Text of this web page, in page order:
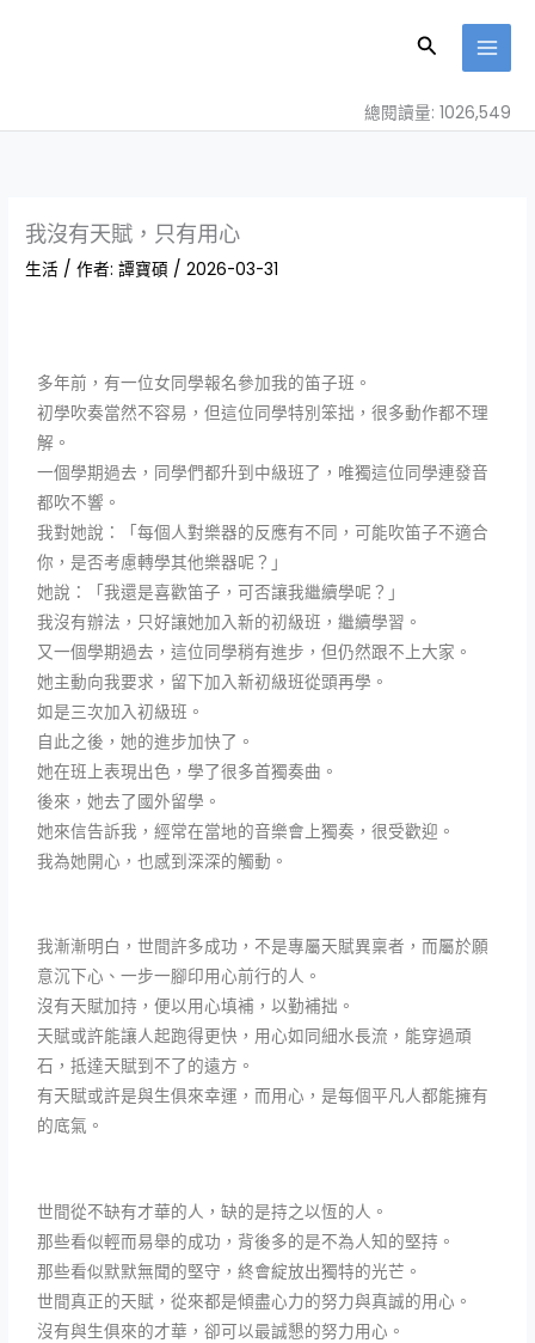
內
搜
總閱讀量: 1026,549
我沒有天賦，只有用心
生活 / 作者:譚寶碩 /2026-03-31
多年前，有一位女同學報名參加我的笛子班。
初學吹奏當然不容易，但這位同學特別笨拙，很多動作都不理
解。
一個學期過去，同學們都升到中級班了，唯獨這位同學連發音
都吹不響。
我對她說：「每個人對樂器的反應有不同，可能吹笛子不適合
你，是否考慮轉學其他樂器呢？」
她說：「我還是喜歡笛子，可否讓我繼續學呢？」
我沒有辦法，只好讓她加入新的初級班，繼續學習。
又一個學期過去，這位同學稍有進步，但仍然跟不上大家。
她主動向我要求，留下加入新初級班從頭再學。
如是三次加入初級班。
自此之後，她的進步加快了。
她在班上表現出色，學了很多首獨奏曲。
後來，她去了國外留學。
她來信告訴我，經常在當地的音樂會上獨奏，很受歡迎。
我為她開心，也感到深深的觸動。
我漸漸明白，世間許多成功，不是專屬天賦異稟者，而屬於願
意沉下心、一步一腳印用心前行的人。
沒有天賦加持，便以用心填補，以勤補拙。
天賦或許能讓人起跑得更快，用心如同細水長流，能穿過頑
石，抵達天賦到不了的遠方。
有天賦或許是與生俱來幸運，而用心，是每個平凡人都能擁有
的底氣。
世間從不缺有才華的人，缺的是持之以恆的人。
那些看似輕而易舉的成功，背後多的是不為人知的堅持。
那些看似默默無聞的堅守，終會綻放出獨特的光芒。
世間真正的天賦，從來都是傾盡心力的努力與真誠的用心。
沒有與生俱來的才華，卻可以最誠懇的努力用心。